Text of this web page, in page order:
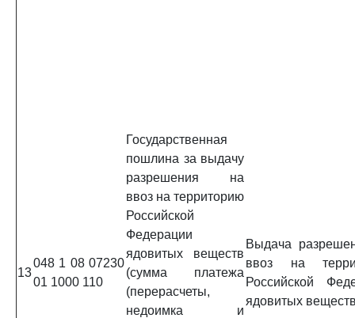
13
048 1 08 07230
01 1000 110
Государственная
пошлина за выдачу
разрешения на
ввоз на территорию
Российской
Федерации
ядовитых веществ
(сумма платежа
(перерасчеты,
недоимка и
Выдача
ввоз на
Российской
ядовитых